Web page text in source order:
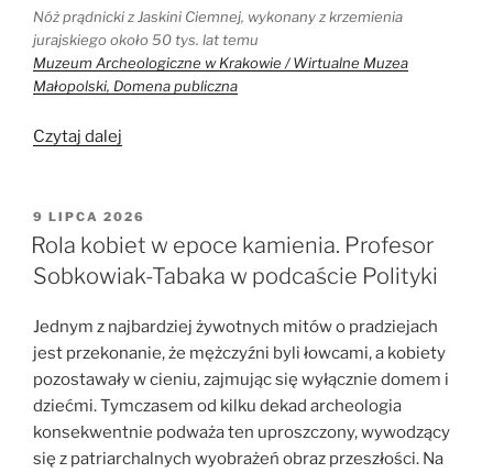
Nóż prądnicki z Jaskini Ciemnej, wykonany z krzemienia
jurajskiego około 50 tys. lat temu
Muzeum Archeologiczne w Krakowie / Wirtualne Muzea
Małopolski, Domena publiczna
Czytaj dalej
górach?
Pomóż
archeologom
stanowiska
z
epoki
kamienia”
OPUBLIKOWANE
W
9 LIPCA 2026
Rola kobiet w epoce kamienia. Profesor
Sobkowiak-Tabaka w podcaście Polityki
Jednym z najbardziej żywotnych mitów o pradziejach
jest przekonanie, że mężczyźni byli łowcami, a kobiety
pozostawały w cieniu, zajmując się wyłącznie domem i
dziećmi. Tymczasem od kilku dekad archeologia
konsekwentnie podważa ten uproszczony, wywodzący
się z patriarchalnych wyobrażeń obraz przeszłości. Na